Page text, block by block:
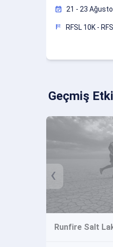
event_available 21 - 23
sports_score
RFSL 10K -
Geçmiş
Runfire Salt
‹